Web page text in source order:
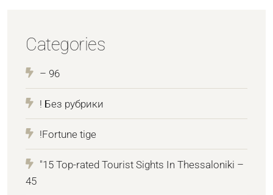
Categories
– 96
! Без рубрики
!Fortune tige
"15 Top-rated Tourist Sights In Thessaloniki –
45